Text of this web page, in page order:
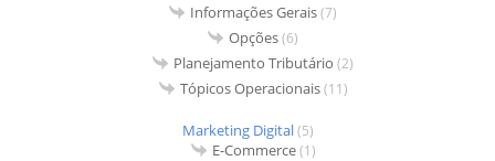
Informações Gerais(7)
Opções(6)
Planejamento Tributário (2)
Tópicos Operacionais(11)
Marketing Digital(5)
E-Commerce(1)